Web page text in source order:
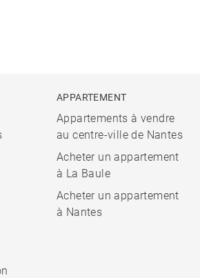
APPARTEMENT
Appartements à vendre
au centre-ville de Nantes
Acheter un appartement
à La Baule
Acheter un appartement
à Nantes